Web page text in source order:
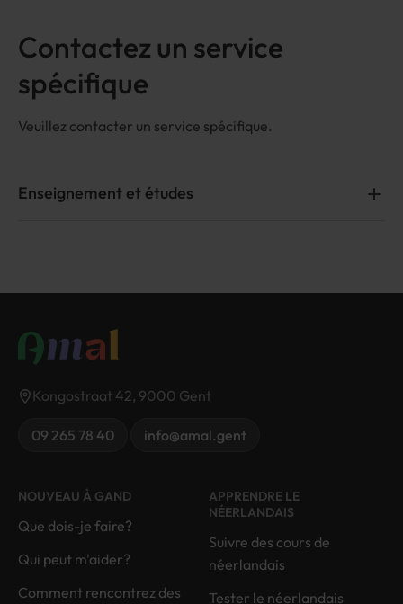
Contactez un service
spécifique
Veuillez contacter un service spécifique.
Enseignement et études
Envoyez un e-mail à studeren@amal.gent pour prendre
rendez-vous.
Kongostraat 42, 9000 Gent
09 265 78 40 info@amal.gent
NOUVEAU À GAND
Que dois-je faire?
Qui peut m'aider?
Comment rencontrez des
APPRENDRE LE
NÉERLANDAIS
Suivre des cours de
néerlandais
Tester le néerlandais